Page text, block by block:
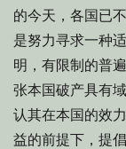
的今天，各国已
是努力寻求一种
明，有限制的普
张本国破产具有
认其在本国的效
益的前提下，提